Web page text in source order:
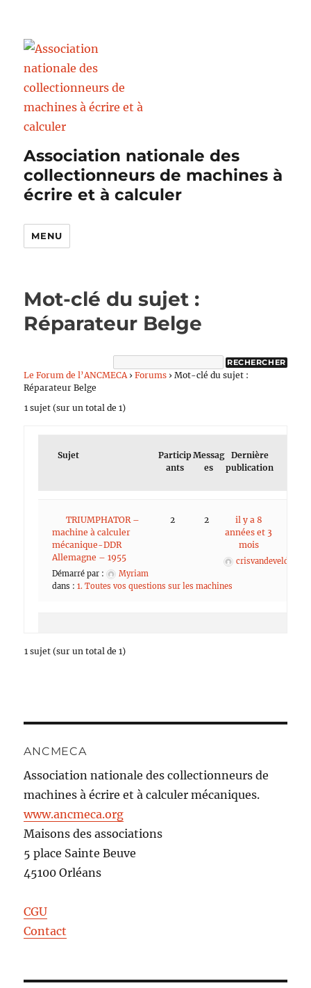
Association nationale des
collectionneurs de machines à
écrire et à calculer
MENU
Mot-clé du sujet :
Réparateur Belge
Le Forum de l’ANCMECA › Forums › Mot-clé du sujet :
Réparateur Belge
1 sujet (sur un total de 1)
Sujet
Particip
ants
Messag
es
Dernière
publication
TRIUMPHATOR –
machine à calculer
mécanique-DDR
Allemagne – 1955
Démarré par :
Myriam
dans :1. Toutes vos questions sur les machines
2 2
il y a 8
années et 3
mois
crisvandevelde
1 sujet (sur un total de 1)
ANCMECA
Association nationale des collectionneurs de
machines à écrire et à calculer mécaniques.
www.ancmeca.org
Maisons des associations
5 place Sainte Beuve
45100 Orléans
CGU
Contact